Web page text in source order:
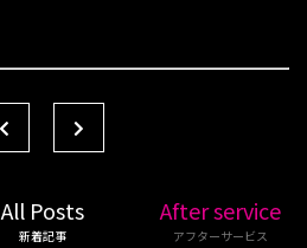
All Posts
新着記事
After service
アフターサービス